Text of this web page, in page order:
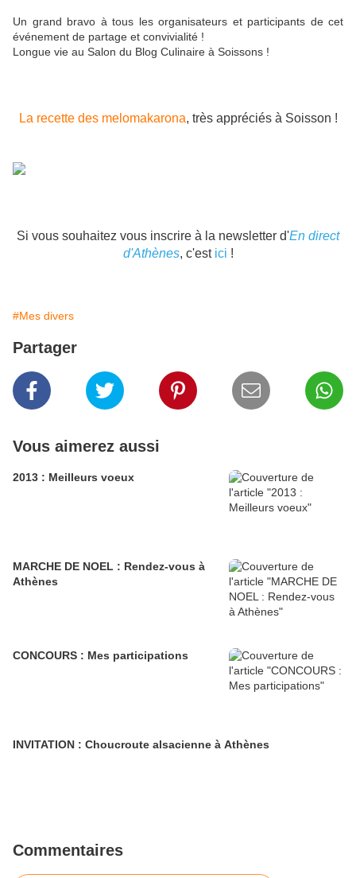
Un grand bravo à tous les organisateurs et participants de cet
événement de partage et convivialité !
Longue vie au Salon du Blog Culinaire à Soissons !
La recette des melomakarona, très appréciés à Soisson !
Si vous souhaitez vous inscrire à la newsletter d'En direct
d'Athènes, c'est ici !
#Mes divers
Partager
Vous aimerez aussi
2013 : Meilleurs voeux
MARCHE DE NOEL : Rendez-vous à
Athènes
CONCOURS : Mes participations
INVITATION : Choucroute alsacienne à Athènes
Commentaires